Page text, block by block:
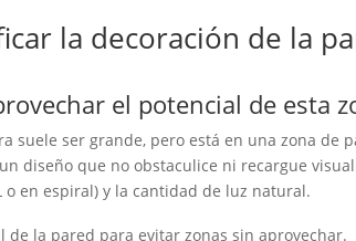
la decoración de la
el potencial de esta
suele ser grande, pero está en una zona de
diseño que no obstaculice ni recargue
o en espiral) y la cantidad de luz natural.
de la pared para evitar zonas sin aprovechar.